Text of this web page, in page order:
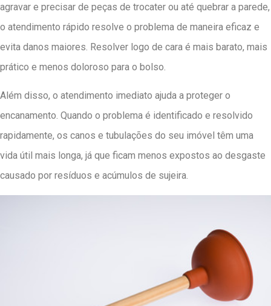
agravar e precisar de peças de trocater ou até quebrar a parede,
o atendimento rápido resolve o problema de maneira eficaz e
evita danos maiores. Resolver logo de cara é mais barato, mais
prático e menos doloroso para o bolso.
Além disso, o atendimento imediato ajuda a proteger o
encanamento. Quando o problema é identificado e resolvido
rapidamente, os canos e tubulações do seu imóvel têm uma
vida útil mais longa, já que ficam menos expostos ao desgaste
causado por resíduos e acúmulos de sujeira.